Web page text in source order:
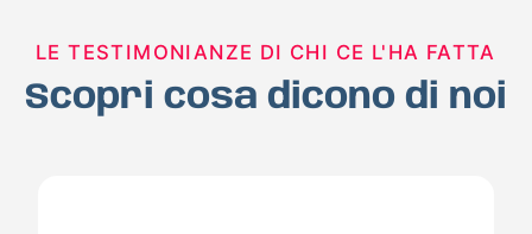
LE TESTIMONIANZE DI CHI CE L'HA FATTA
Scopri cosa dicono di noi